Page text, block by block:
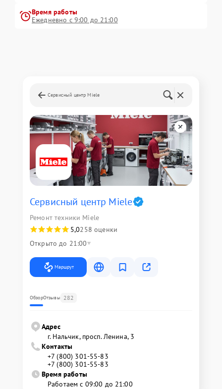
Время работы
Ежедневно с 9:00 до 21:00
Сервисный центр Miele
Сервисный центр Miele
Ремонт техники Miele
5,0258 оценки
Открыто до 21:00
Маршрут
ОбзорОтзывы 282
Адрес
г. Нальчик, просп. Ленина, 3
Контакты
+7 (800) 301-55-83
+7 (800) 301-55-83
Время работы
Работаем с 09:00 до 21:00